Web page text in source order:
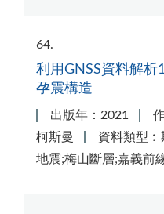
64
利用GNSS資料解析
孕震構造
出版年：2021
柯斯曼
資料類型︰
地震;梅山斷層;嘉義前